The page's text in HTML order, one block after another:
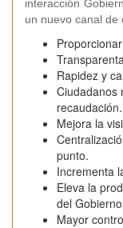
interacción
un nuevo canal de
Rapidez y
Ciudadanos
recaudación.
Mejora la
punto.
Incrementa
Eleva la
del
Mayor